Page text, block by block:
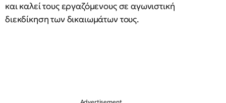
και καλεί τους εργαζόμενους σε αγωνιστική
διεκδίκηση των δικαιωμάτων τους.